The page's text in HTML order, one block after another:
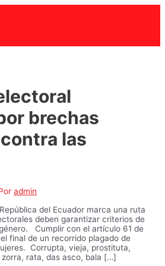
brechas
las
admin
del Ecuador marca una ruta
deben garantizar criterios de
Cumplir con el artículo 61 de
final de un recorrido plagado de
Corrupta, vieja, prostituta,
zorra, rata, das asco, bala […]